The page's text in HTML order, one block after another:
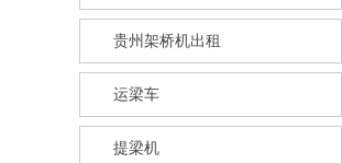
贵州架桥机出租
运梁车
提梁机